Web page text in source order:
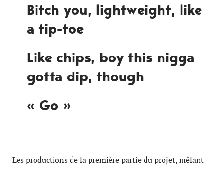
Bitch you, lightweight, like
a tip-toe
Like chips, boy this nigga
gotta dip, though
« Go »
Les productions de la première partie du projet, mêlant